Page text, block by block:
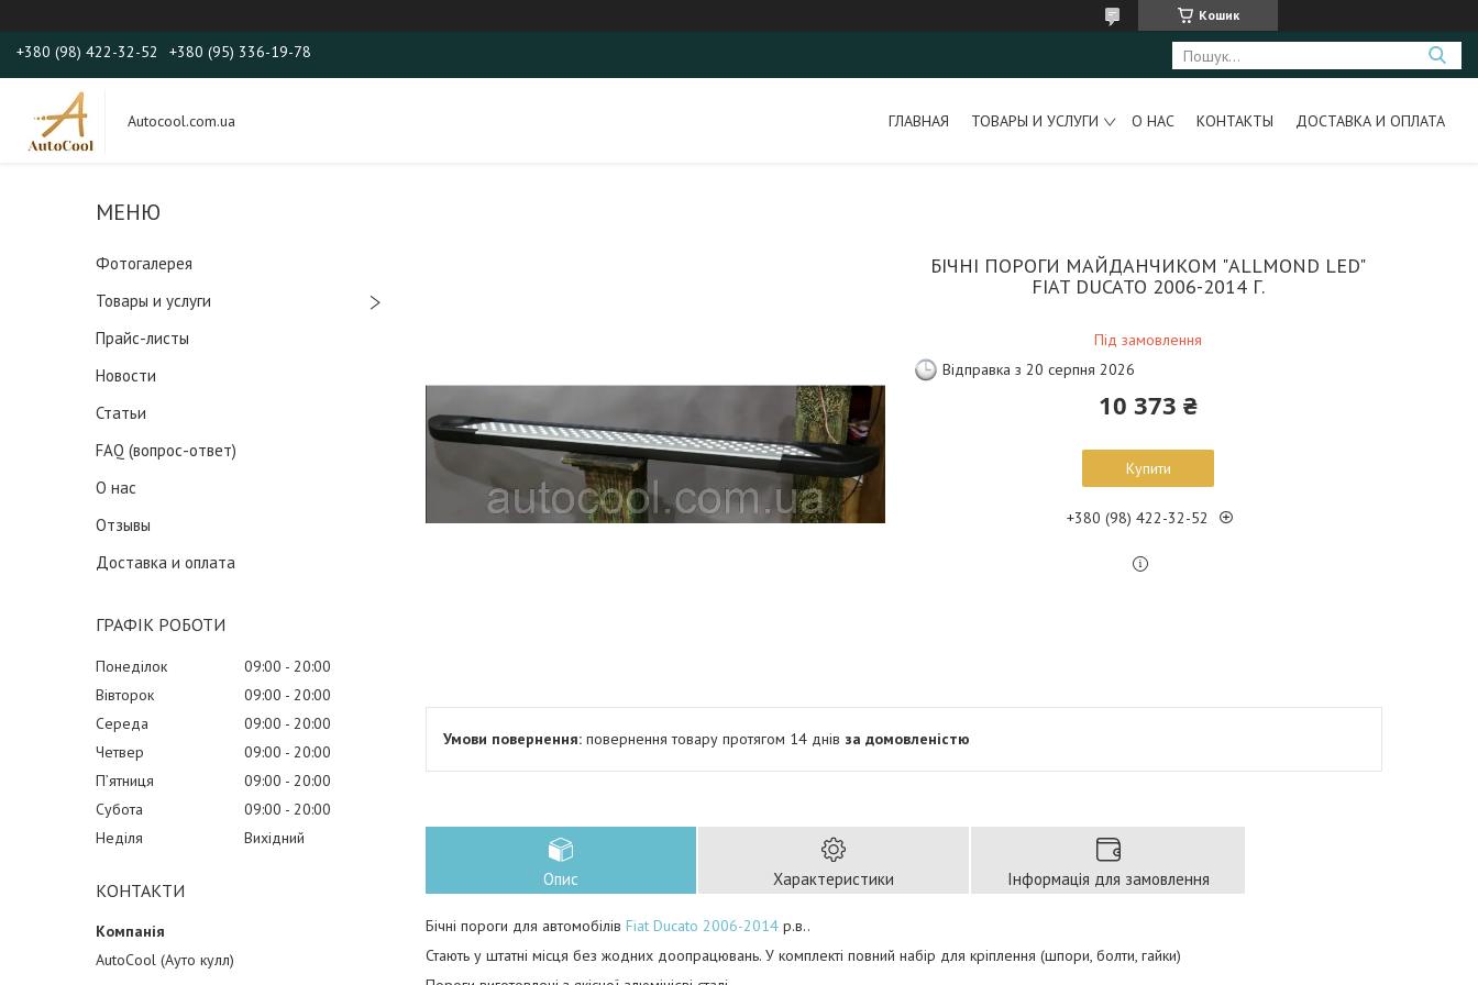
Кошик
+380 (98) 422-32-52 +380 (95) 336-19-78
Autocool.com.ua ГЛАВНАЯ ТОВАРЫ И УСЛУГИ О НАС КОНТАКТЫ ДОСТАВКА И ОПЛАТА
Фотогалерея
Товары и услуги
Прайс-листы
Новости
Статьи
FAQ (вопрос-ответ)
О нас
Отзывы
Доставка и оплата
ГРАФІК РОБОТИ
Понеділок 09:00
20:00
Вівторок
09:00
20:00
Середа
09:00
20:00
Четвер
09:00
20:00
Пʼятниця
09:00
20:00
Субота
09:00
20:00
Неділя
Вихідний
КОНТАКТИ
AutoCool (Ауто кулл)
БІЧНІ ПОРОГИ МАЙДАНЧИКОМ "ALLMOND LED"
FIAT DUCATO 2006-2014 Г.
Під замовлення
Відправка з 20 серпня 2026
10 373 ₴
Купити
+380 (98) 422-32-52
повернення товару протягом 14 днів за домовленістю
Опис Характеристики Інформація для замовлення
Бічні пороги для автомобілів Fiat Ducato 2006-2014 р.в..
Стають у штатні місця без жодних доопрацювань. У комплекті повний набір для кріплення (шпори, болти, гайки)